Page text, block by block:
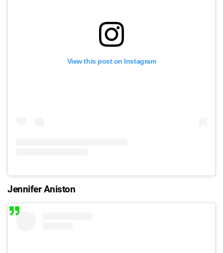
View this post on Instagram
Jennifer Aniston